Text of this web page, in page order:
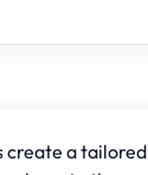
create a tailored